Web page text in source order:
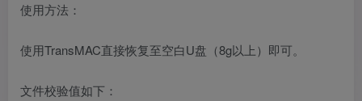
使用方法：
使用TransMAC直接恢复至空白U盘（8g以上）即可。
文件校验值如下：